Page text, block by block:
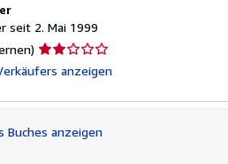
seit 2. Mai 1999
Verkäuferbewertung
2
5
anzeigen
Buches anzeigen